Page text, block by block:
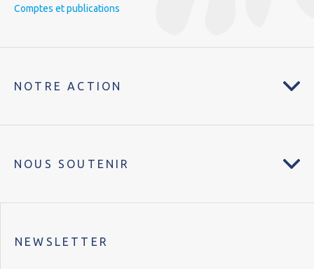
Comptes et publications
NOTRE ACTION
NOUS SOUTENIR
NEWSLETTER